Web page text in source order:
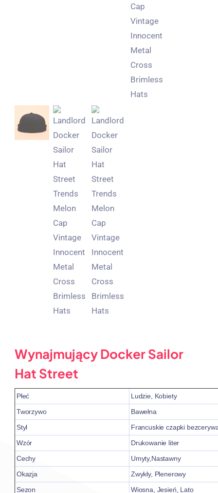
Wynajmujący Docker Sailor
Hat Street
Płeć
Ludzie, Kobiety
Tworzywo
Bawełna
Styl
Francuskie czapki
Wzór
Drukowanie liter
Cechy
Umyty,Nastawny
Okazja
Zwykły, Plenerowy
Sezon
Wiosna, Jesień, Lato